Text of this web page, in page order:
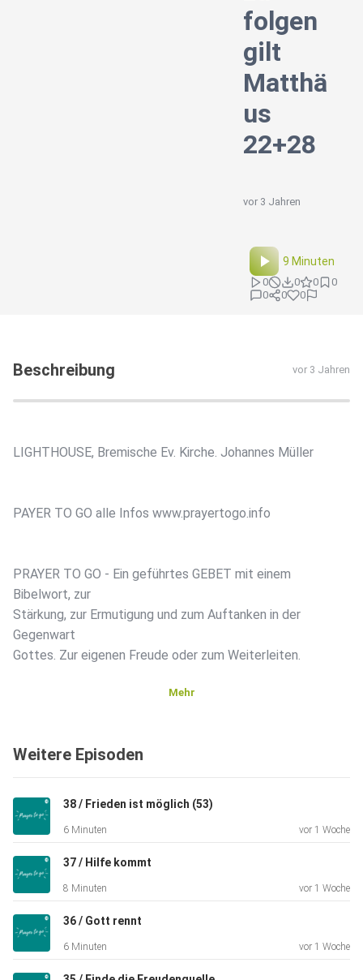
folgen
gilt
Matthä
us
22+28
vor 3 Jahren
9 Minuten
0 0 0
0
0
0 0
Beschreibung vor 3 Jahren
LIGHTHOUSE, Bremische Ev. Kirche. Johannes Müller
PAYER TO GO alle Infos www.prayertogo.info
PRAYER TO GO - Ein geführtes GEBET mit einem
Bibelwort, zur
Stärkung, zur Ermutigung und zum Auftanken in der
Gegenwart
Gottes. Zur eigenen Freude oder zum Weiterleiten.
Gott
über unser Leben zu sprechen, zu beten, Tagtäglich und
über jedes
Thema. Gebet ist eine der praktischsten Möglichkeiten,
wie wir
können.
PRAYER TO GO ist eine Glaubenspraxis für das moderne
Mehr
Weitere Episoden
38 / Frieden ist möglich (53)
6 Minuten vor 1 Woche
37 / Hilfe kommt
8 Minuten vor 1 Woche
36 / Gott rennt
6 Minuten vor 1 Woche